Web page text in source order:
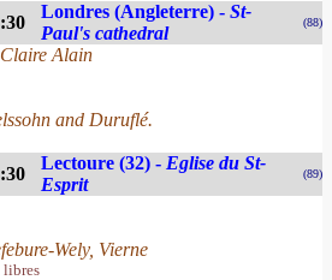
Londres (Angleterre) - St-
Paul's cathedral
(88)
Alain
and Duruflé.
Lectoure (32) - Eglise du St-
Esprit
(89)
Wely, Vierne
libres